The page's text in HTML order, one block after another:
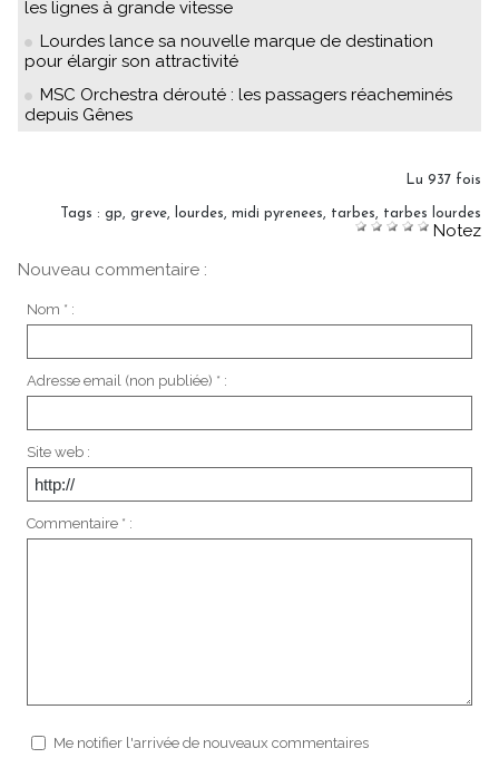
les lignes à grande vitesse
Lourdes lance sa nouvelle marque de destination
pour élargir son attractivité
MSC Orchestra dérouté : les passagers réacheminés
depuis Gênes
Lu 937 fois
Tags : gp, greve, lourdes, midi pyrenees, tarbes, tarbes lourdes
Notez
Nouveau commentaire :
Nom * :
Adresse email (non publiée) * :
Site web :
Commentaire * :
Me notifier l'arrivée de nouveaux commentaires